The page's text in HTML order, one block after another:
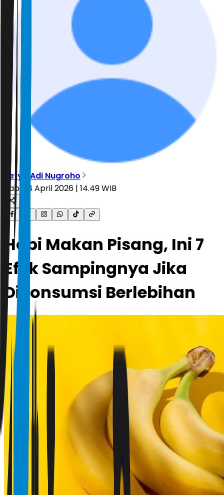
Setyo Adi Nugroho
Rabu, 8 April 2026 | 14.49 WIB
Hobi Makan Pisang, Ini 7
Efek Sampingnya Jika
Dikonsumsi Berlebihan